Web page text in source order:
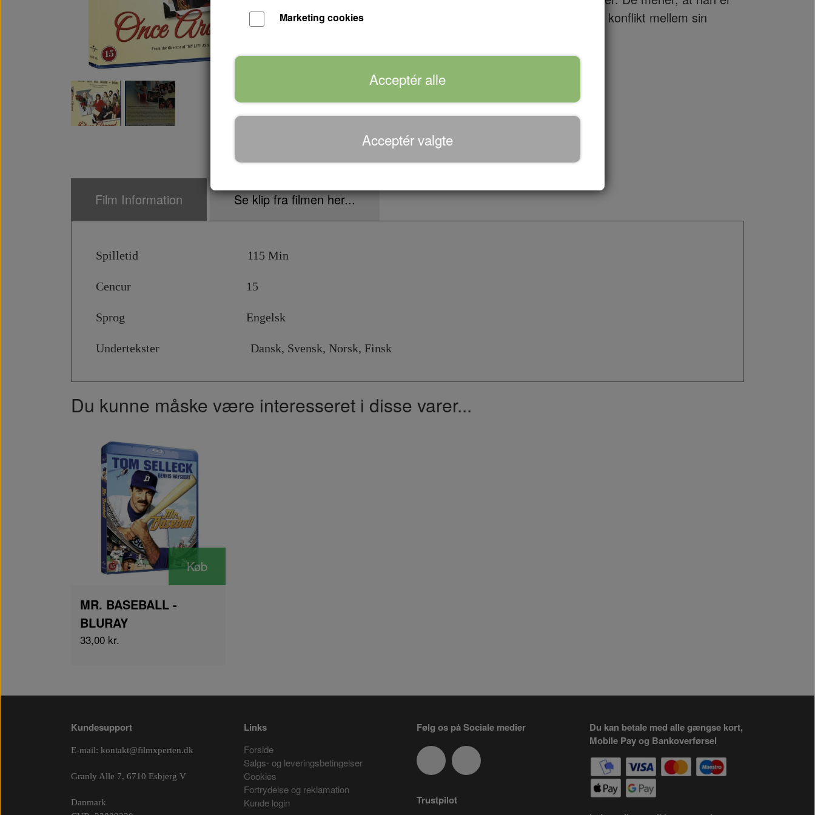
mere dumsmart end Karl Smart, og hun bliver fanget i en konflikt mellem sin
Forventet leveringstid:Varen er på lager...
Antal
Tilføj til kurv
Film Information Se klip fra filmen her...
Spilletid 115 Min
Cencur 15
Sprog Engelsk
Undertekster Dansk, Svensk, Norsk, Finsk
Du kunne måske være interesseret i disse varer...
Køb
MR. BASEBALL -
BLURAY
33,00 kr.
Kundesupport
E-mail: kontakt@filmxperten.dk
Granly Alle 7, 6710 Esbjerg V
Danmark
Links
Forside
Salgs- og leveringsbetingelser
Cookies
Fortrydelse og reklamation
Kunde login
Følg os på Sociale medier
Trustpilot
Du kan betale med alle gængse kort,
Mobile Pay og Bankoverførsel
Marketing cookies
Acceptér alle
Acceptér valgte